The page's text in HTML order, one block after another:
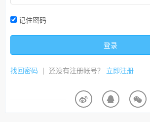
记住密码
登录
找回密码 | 还没有注册帐号？ 立即注册